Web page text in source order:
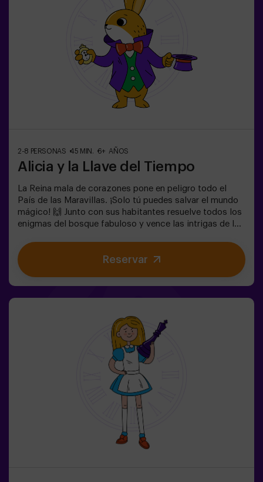
2-8 PERSONAS 45 MIN. 6+ AÑOS
Alicia y la Llave del Tiempo
La Reina mala de corazones pone en peligro todo el
País de las Maravillas. ¡Solo tú puedes salvar el mundo
mágico! 🙌 Junto con sus habitantes resuelve todos los
enigmas del bosque fabuloso y vence las intrigas de la
cautivante de tu vida con Alicia y el conejo? 🐇Es un
juego de escape destinado para niños a partir de 6 años
también! Tenemos posibilidad de reservar un espacio
tendrán que entrar acompañados por al menos de un
adulto.⚠️ Existen pasos estrechos ⚠️🧩 Nivel de
Reservar